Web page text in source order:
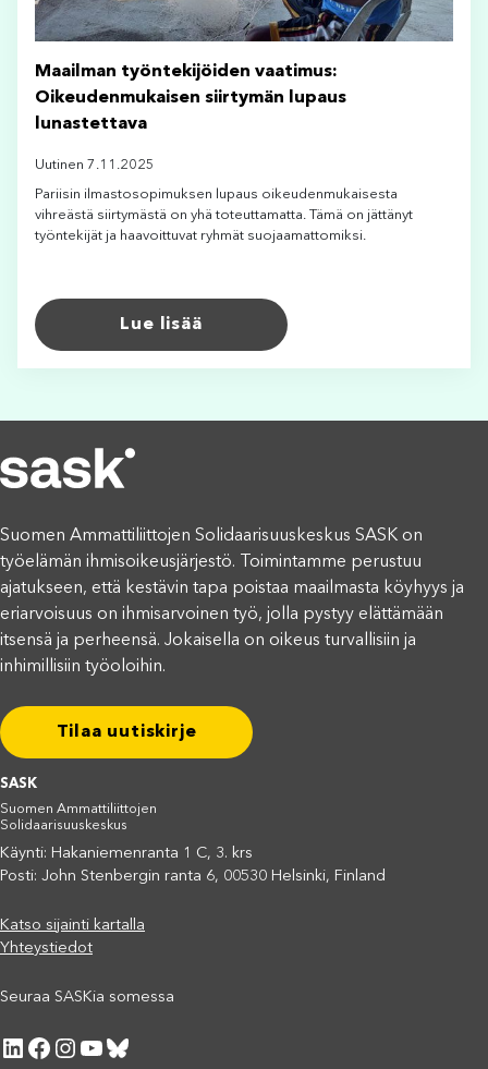
Maailman työntekijöiden vaatimus:
Oikeudenmukaisen siirtymän lupaus
lunastettava
Uutinen 7.11.2025
Pariisin ilmastosopimuksen lupaus oikeudenmukaisesta
vihreästä siirtymästä on yhä toteuttamatta. Tämä on jättänyt
työntekijät ja haavoittuvat ryhmät suojaamattomiksi.
Lue lisää
Suomen Ammattiliittojen Solidaarisuuskeskus SASK on
työelämän ihmisoikeusjärjestö. Toimintamme perustuu
ajatukseen, että kestävin tapa poistaa maailmasta köyhyys ja
eriarvoisuus on ihmisarvoinen työ, jolla pystyy elättämään
itsensä ja perheensä. Jokaisella on oikeus turvallisiin ja
inhimillisiin työoloihin.
Tilaa uutiskirje
SASK
Suomen Ammattiliittojen
Solidaarisuuskeskus
Käynti: Hakaniemenranta 1 C, 3. krs
Posti: John Stenbergin ranta 6, 00530 Helsinki, Finland
Katso sijainti kartalla
Yhteystiedot
Seuraa SASKia somessa
LinkedIn Facebook Instagram YouTube Bluesky